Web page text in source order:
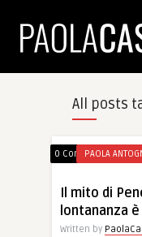
All posts
0 Comments
PAOLA
Il mito di
lontananza
Written by